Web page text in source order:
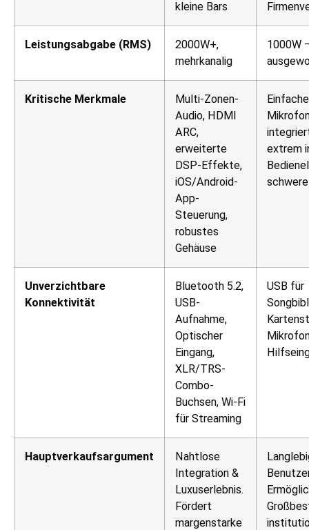
kleine Bars
Leistungsabgabe (RMS)
2000W+,
mehrkanalig
1000W
Kritische Merkmale
Multi-Zonen-
Audio, HDMI
ARC,
erweiterte
DSP-Effekte,
iOS/Android-
App-
Steuerung,
robustes
Gehäuse
extrem
Unverzichtbare
Konnektivität
Bluetooth 5.2,
USB-
Aufnahme,
Optischer
Eingang,
XLR/TRS-
Combo-
Buchsen, Wi-Fi
für Streaming
USB für
Hauptverkaufsargument
Nahtlose
Integration &
Luxuserlebnis.
Fördert
margenstarke